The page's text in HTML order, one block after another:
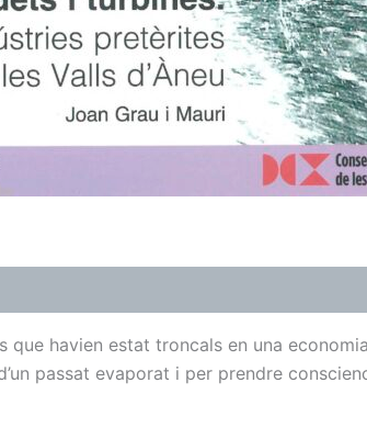
que havien estat troncals en una
passat evaporat i per prendre